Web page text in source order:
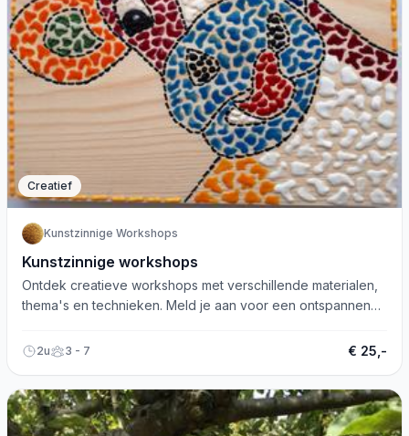
Creatief
Kunstzinnige Workshops
Kunstzinnige workshops
Ontdek creatieve workshops met verschillende materialen,
thema's en technieken. Meld je aan voor een ontspannen
2u 3 - 7 € 25,-